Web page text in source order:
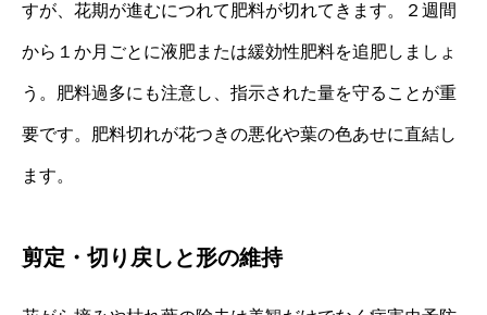
すが、花期が進むにつれて肥料が切れてきます。２週間
から１か月ごとに液肥または緩効性肥料を追肥しましょ
う。肥料過多にも注意し、指示された量を守ることが重
要です。肥料切れが花つきの悪化や葉の色あせに直結し
ます。
剪定・切り戻しと形の維持